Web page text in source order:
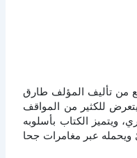
من تأليف المؤلف طارق
للكثير من المواقف
ويتميز الكتاب بأسلوبه
عبر مغامرات جحا